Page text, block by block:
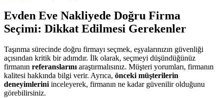
Evden Eve Nakliyede Doğru Firma
Seçimi: Dikkat Edilmesi Gerekenler
Taşınma sürecinde doğru firmayı seçmek, eşyalarınızın güvenliği
açısından kritik bir adımdır. İlk olarak, seçmeyi düşündüğünüz
firmanın referanslarını araştırmalısınız. Müşteri yorumları, firmanın
kalitesi hakkında bilgi verir. Ayrıca, önceki müşterilerin
deneyimlerini inceleyerek, firmanın ne kadar güvenilir olduğunu
görebilirsiniz.